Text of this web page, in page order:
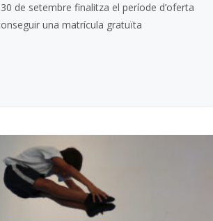
de setembre finalitza el període d’oferta
una matrícula gratuïta